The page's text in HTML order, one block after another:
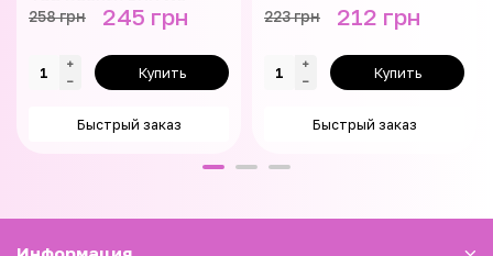
258 грн 245 грн
Купить
Быстрый заказ
223 грн 212 грн
Купить
Быстрый заказ